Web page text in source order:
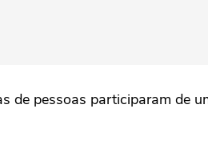
de pessoas participaram de